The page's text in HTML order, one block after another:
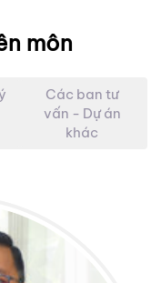
môn
Các ban tư
vấn - Dự án
khác